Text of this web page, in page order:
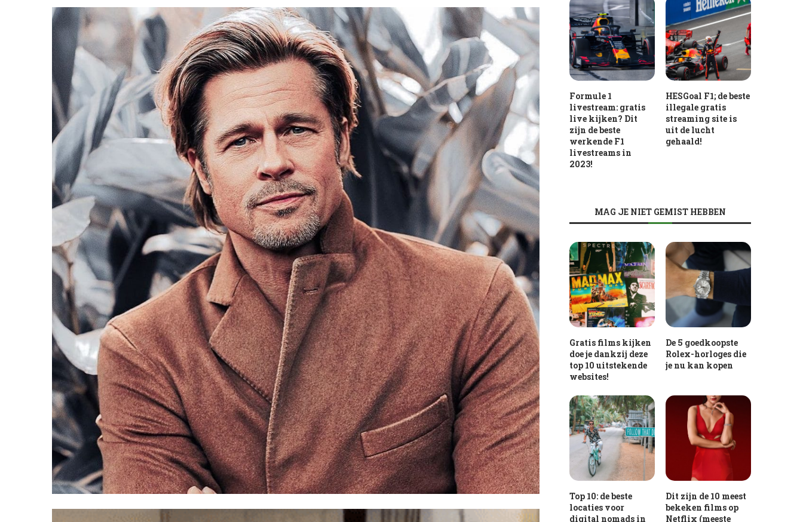
Formule 1
livestream: gratis
live kijken? Dit
zijn de beste
werkende F1
livestreams in
2023!
HESGoal F1; de beste
illegale gratis
streaming site is
uit de lucht
gehaald!
MAG JE NIET GEMIST HEBBEN
Gratis films kijken
doe je dankzij deze
top 10 uitstekende
websites!
De 5 goedkoopste
Rolex-horloges die
je nu kan kopen
Top 10: de beste
locaties voor
digital nomads in
Dit zijn de 10 meest
bekeken films op
Netflix (meeste